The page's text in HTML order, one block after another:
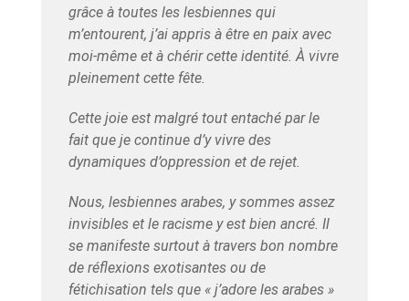
grâce à toutes les lesbiennes qui
m’entourent, j’ai appris à être en paix avec
moi-même et à chérir cette identité. À vivre
pleinement cette fête.
Cette joie est malgré tout entaché par le
fait que je continue d’y vivre des
dynamiques d’oppression et de rejet.
Nous, lesbiennes arabes, y sommes assez
invisibles et le racisme y est bien ancré. Il
se manifeste surtout à travers bon nombre
de réflexions exotisantes ou de
fétichisation tels que « j’adore les arabes »